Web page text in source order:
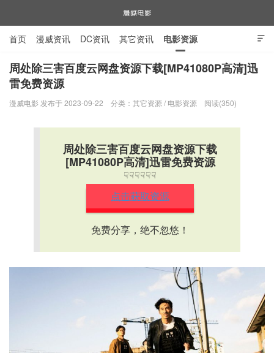
漫威电影

首页 漫威资讯 DC资讯 其它资讯 电影资源
电视剧资源 漫威图片
周处除三害百度云网盘资源下载[MP41080P高清]迅
雷免费资源
漫威电影 发布于 2023-09-22 分类： 其它资源 / 电影资源 阅读(350)
周处除三害百度云网盘资源下载
[MP41080P高清]迅雷免费资源
☟☟☟☟☟☟
点击获取资源
免费分享，绝不忽悠！